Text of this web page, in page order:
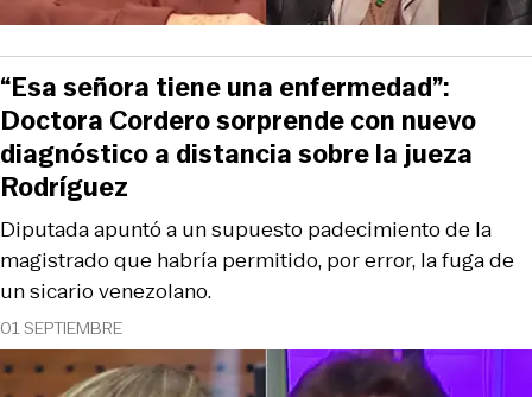
01 SEPTIEMBRE
Diputada apuntó a un supuesto padecimiento de la
magistrado que habría permitido, por error, la fuga de
un sicario venezolano.
“Esa señora tiene una enfermedad”:
Doctora Cordero sorprende con nuevo
diagnóstico a distancia sobre la jueza
Rodríguez